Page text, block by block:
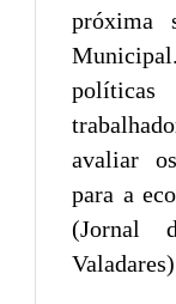
próxima
avaliar
para a
(Jornal
Valadares)